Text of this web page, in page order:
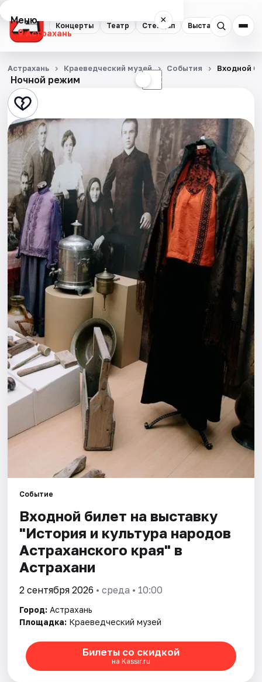
Концерты Театр Стендап Выставки
Меню ×
Астрахань
Концерты
Театр
Стендап
Выставки
Квесты
Экскурсии
Спорт
События
Города
Площадки
Артисты
Рейтинги
Ночной режим ☾
Астрахань Краеведческий музей События Входной
Событие
Входной билет на выставку
"История и культура народов
Астраханского края" в
Астрахани
2 сентября 2026 • среда • 10:00
Город: Астрахань
Площадка: Краеведческий музей
Билеты со скидкой
на Kassir.ru